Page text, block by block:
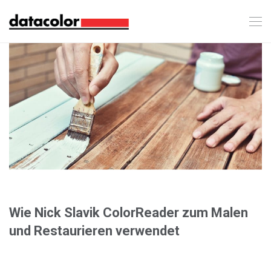
Wie Nick Slavik ColorReader zum Malen
und Restaurieren verwendet